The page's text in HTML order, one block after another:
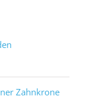
Zahnkrone